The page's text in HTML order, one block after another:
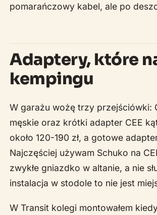
pomarańczowy kabel, ale po
Adaptery, które
kempingu
W garażu wożę trzy przejściówki:
męskie oraz krótki adapter CEE
około 120-190 zł, a gotowe
Najczęściej używam Schuko na
zwykłe gniazdko w altanie, a nie
instalacja w stodole to nie jest
W Transit kolegi montowałem